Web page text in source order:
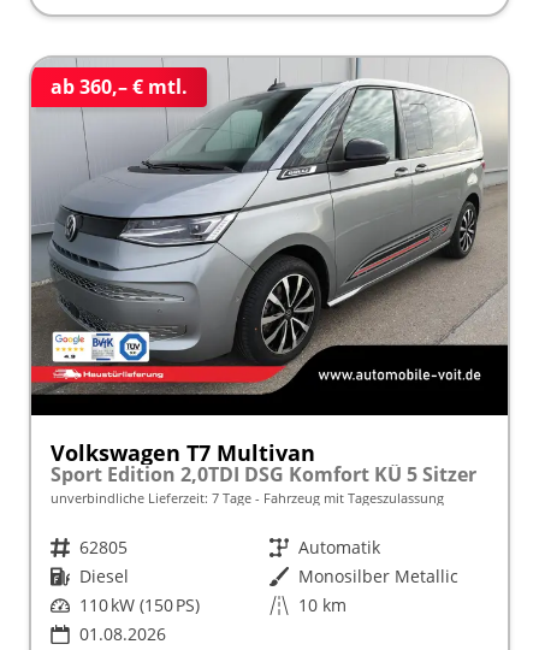
ab 360,– € mtl.
Volkswagen T7 Multivan
Sport Edition 2,0TDI DSG Komfort KÜ 5 Sitzer
unverbindliche Lieferzeit: 7 Tage Fahrzeug mit Tageszulassung
Fahrzeugnr. 62805 Getriebe Automatik
Kraftstoff Diesel Außenfarbe Monosilber Metallic
Leistung 110 kW (150 PS) Kilometerstand 10 km
01.08.2026